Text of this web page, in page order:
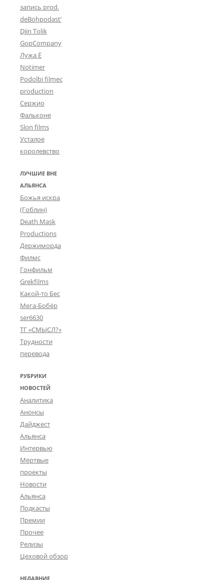
запись prod.
deBohpodast’
Djin Tolik
GopCompany
Лужа Ё
Notimer
Podolbi filmec
production
Сержио
Фальконе
Slon films
Усталое
королевство
ЛУЧШИЕ ВНЕ
АЛЬЯНСА
Божья искра
(Гоблин)
Death Mask
Productions
Держиморда
Филмс
Гонфильм
Grekfilms
Какой-то Бес
Мега-Бобёр
ser6630
ТГ «СМЫСЛ?»
Трудности
перевода
РУБРИКИ
НОВОСТЕЙ
Аналитика
Анонсы
Дайджест
Альянса
Интервью
Мёртвые
проекты
Новости
Альянса
Подкасты
Премии
Прочее
Релизы
Цеховой обзор
НЕДАВНИЕ